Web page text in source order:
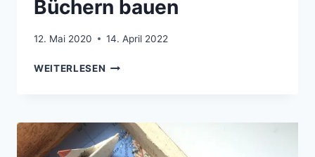
Büchern bauen
12. Mai 2020 14. April 2022
WEITERLESEN DIY
AUS
ALTEN
BÜCHERN